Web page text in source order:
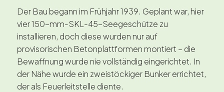
Der Bau begann im Frühjahr 1939. Geplant war, hier
vier 150-mm-SKL-45-Seegeschütze zu
installieren, doch diese wurden nur auf
provisorischen Betonplattformen montiert – die
Bewaffnung wurde nie vollständig eingerichtet. In
der Nähe wurde ein zweistöckiger Bunker errichtet,
der als Feuerleitstelle diente.